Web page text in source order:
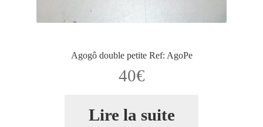
Agogô double petite Ref: AgoPe
40€
Lire la suite